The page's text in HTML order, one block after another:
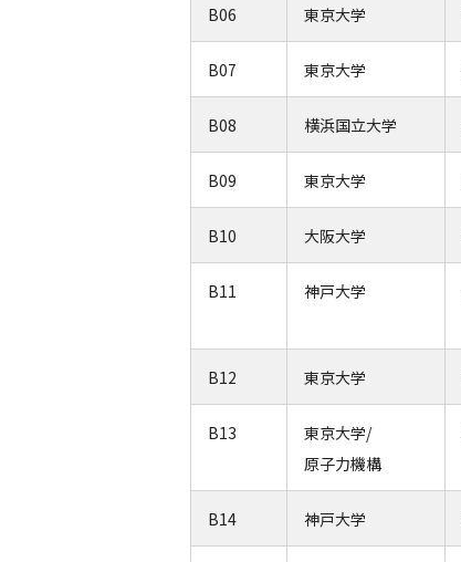
B06 東京大学
B07 東京大学
B08 横浜国立大学
B09 東京大学
B10 大阪大学
B11 神戸大学
B12 東京大学
B13
東京大学/
原子力機構
B14 神戸大学